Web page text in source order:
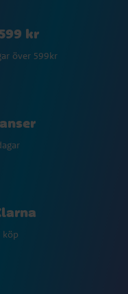
kr
över 599kr
köp